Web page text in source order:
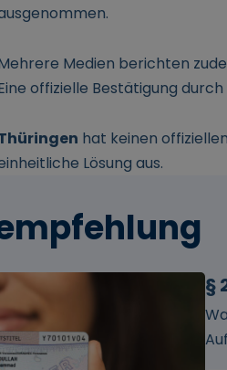
Medien berichten
offizielle Bestätigung
hat keinen
Lösung aus.
§